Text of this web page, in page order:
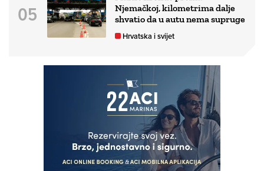
Njemačkoj, kilometrima dalje
shvatio da u autu nema supruge
Hrvatska i svijet